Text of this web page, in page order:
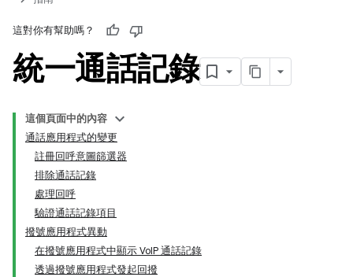
這對你有幫助嗎？
統一通話記錄
這個頁面中的內容
通話應用程式的變更
註冊回呼意圖篩選器
排除通話記錄
處理回呼
驗證通話記錄項目
撥號應用程式異動
在撥號應用程式中顯示 VoIP 通話記錄
透過撥號應用程式發起回撥